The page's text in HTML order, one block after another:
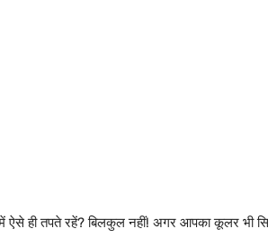
में ऐसे ही तपते रहें? बिलकुल नहीं! अगर आपका कूलर भी